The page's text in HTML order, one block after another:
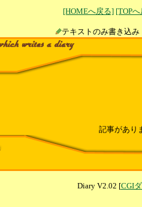
[HOMEへ戻る] [TOP
テキストのみ書
記事があり
Diary V2.02 [CGI